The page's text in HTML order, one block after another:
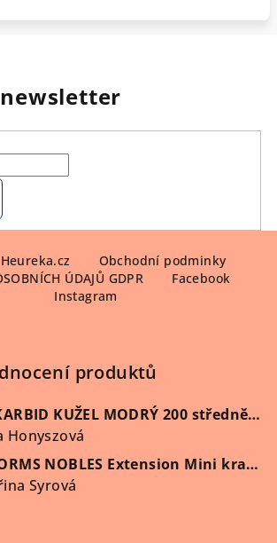
Heureka.cz
Obchodní podminky
ÚDAJŮ GDPR
Facebook
Instagram
produktů
FRÉZA KARBID KUŽEL MODRÝ 200 středně hrubý (Vybrat průměr)
produktu je 5 z 5 hvězdiček.
Honyszová
DUAL FORMS NOBLES Extension Mini kratší 60 ks/krabička
produktu je 5 z 5 hvězdiček.
Syrová